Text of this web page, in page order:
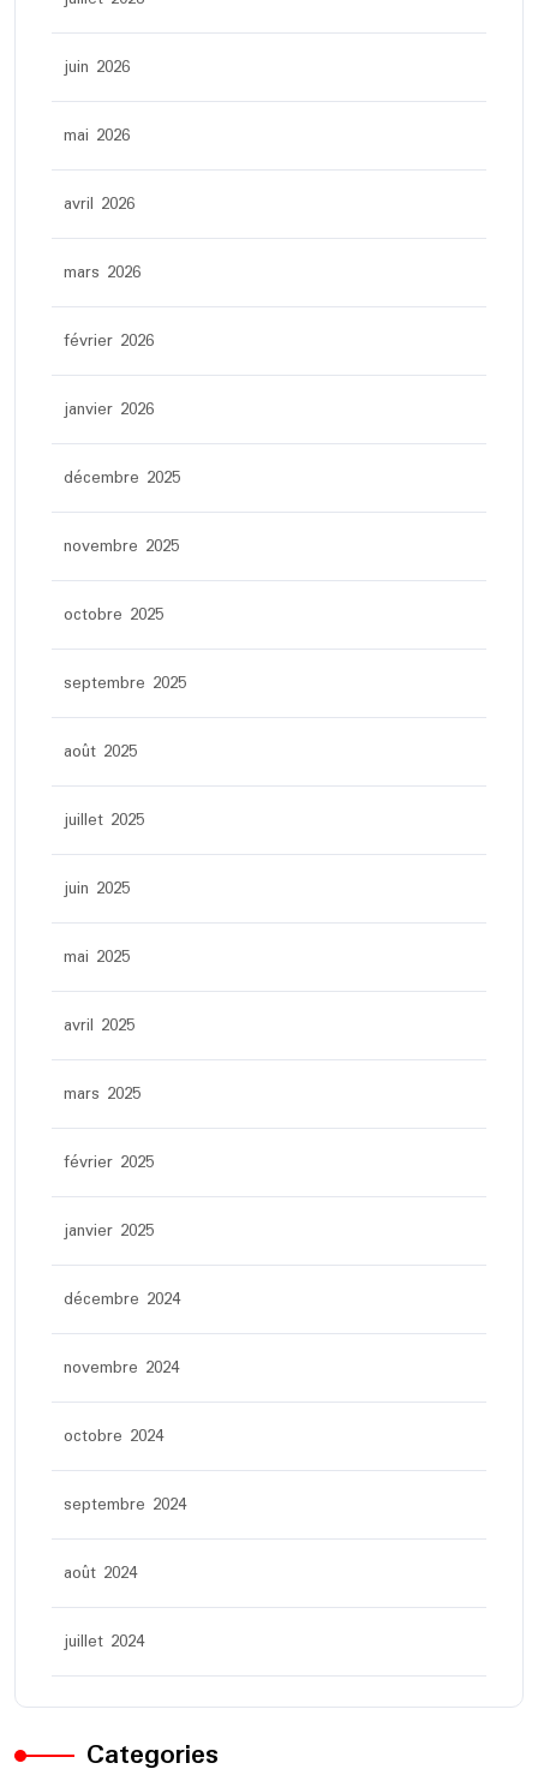
juin 2026
mai 2026
avril 2026
mars 2026
février 2026
janvier 2026
décembre 2025
novembre 2025
octobre 2025
septembre 2025
août 2025
juillet 2025
juin 2025
mai 2025
avril 2025
mars 2025
février 2025
janvier 2025
décembre 2024
novembre 2024
octobre 2024
septembre 2024
août 2024
juillet 2024
Categories